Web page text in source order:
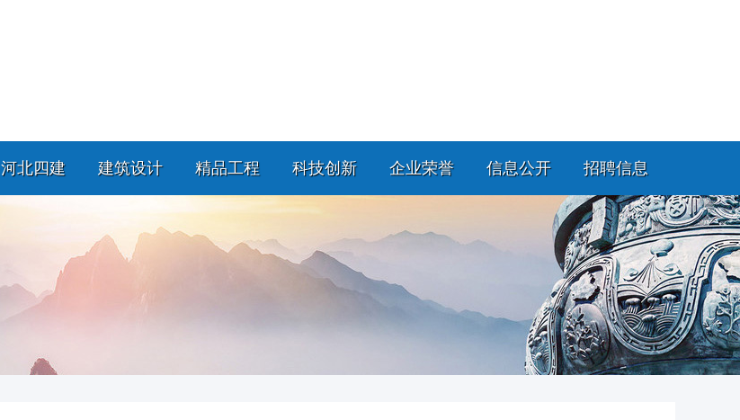
河北四建 建筑设计 精品工程 科技创新 企业荣誉 信息公开 招聘信息